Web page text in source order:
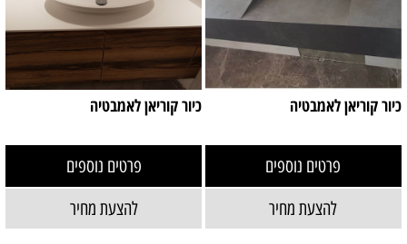
כיור קוריאן לאמבטיה
פרטים נוספים
להצעת מחיר
כיור קוריאן לאמבטיה
פרטים נוספים
להצעת מחיר